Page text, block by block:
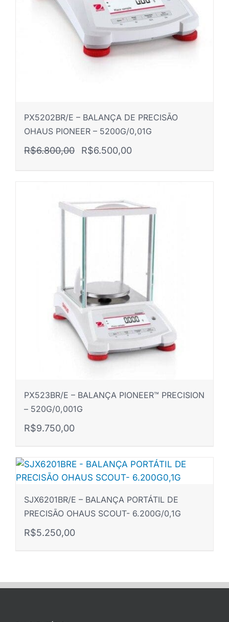
PX5202BR/E – BALANÇA DE PRECISÃO
OHAUS PIONEER – 5200G/0,01G
R$6.800,00
O
era:
R$6.800,00.
R$6.500,00O
é:
R$6.500,00.
PX523BR/E – BALANÇA PIONEER™ PRECISION
– 520G/0,001G
R$9.750,00
SJX6201BR/E – BALANÇA PORTÁTIL DE
PRECISÃO OHAUS SCOUT- 6.200G/0,1G
R$5.250,00